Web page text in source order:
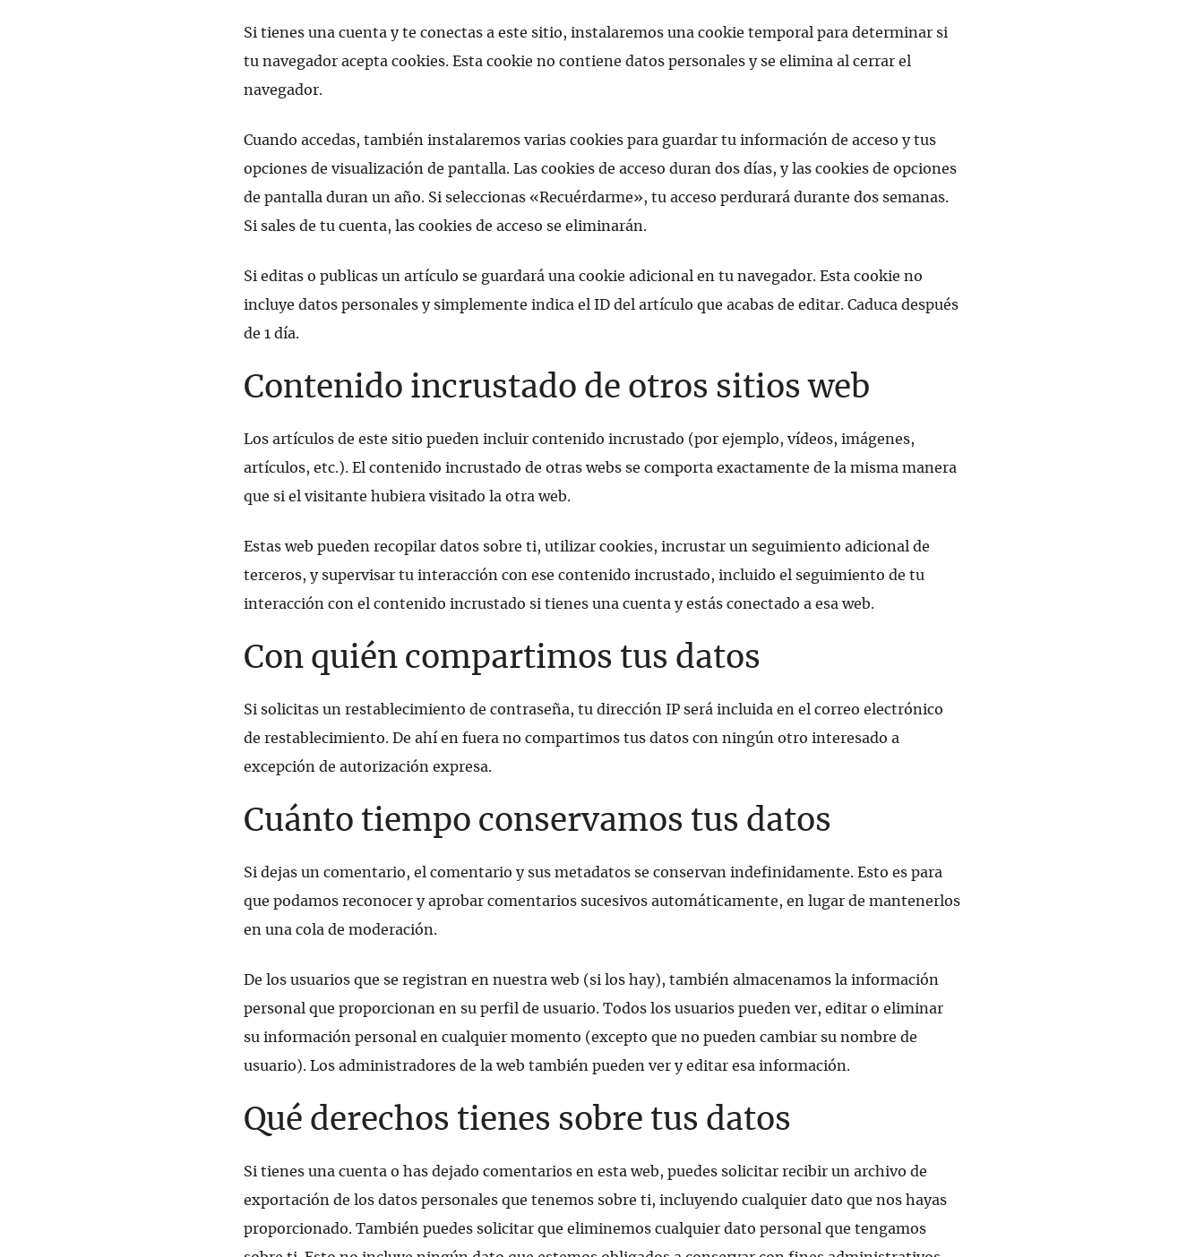
Si tienes una cuenta y te conectas a este sitio, instalaremos una cookie temporal para determinar si
tu navegador acepta cookies. Esta cookie no contiene datos personales y se elimina al cerrar el
navegador.
Cuando accedas, también instalaremos varias cookies para guardar tu información de acceso y tus
opciones de visualización de pantalla. Las cookies de acceso duran dos días, y las cookies de opciones
de pantalla duran un año. Si seleccionas «Recuérdarme», tu acceso perdurará durante dos semanas.
Si sales de tu cuenta, las cookies de acceso se eliminarán.
Si editas o publicas un artículo se guardará una cookie adicional en tu navegador. Esta cookie no
incluye datos personales y simplemente indica el ID del artículo que acabas de editar. Caduca después
de 1 día.
Contenido incrustado de otros sitios web
Los artículos de este sitio pueden incluir contenido incrustado (por ejemplo, vídeos, imágenes,
artículos, etc.). El contenido incrustado de otras webs se comporta exactamente de la misma manera
que si el visitante hubiera visitado la otra web.
Estas web pueden recopilar datos sobre ti, utilizar cookies, incrustar un seguimiento adicional de
terceros, y supervisar tu interacción con ese contenido incrustado, incluido el seguimiento de tu
interacción con el contenido incrustado si tienes una cuenta y estás conectado a esa web.
Con quién compartimos tus datos
Si solicitas un restablecimiento de contraseña, tu dirección IP será incluida en el correo electrónico
de restablecimiento. De ahí en fuera no compartimos tus datos con ningún otro interesado a
excepción de autorización expresa.
Cuánto tiempo conservamos tus datos
Si dejas un comentario, el comentario y sus metadatos se conservan indefinidamente. Esto es para
que podamos reconocer y aprobar comentarios sucesivos automáticamente, en lugar de mantenerlos
en una cola de moderación.
De los usuarios que se registran en nuestra web (si los hay), también almacenamos la información
personal que proporcionan en su perfil de usuario. Todos los usuarios pueden ver, editar o eliminar
su información personal en cualquier momento (excepto que no pueden cambiar su nombre de
usuario). Los administradores de la web también pueden ver y editar esa información.
Qué derechos tienes sobre tus datos
Si tienes una cuenta o has dejado comentarios en esta web, puedes solicitar recibir un archivo de
exportación de los datos personales que tenemos sobre ti, incluyendo cualquier dato que nos hayas
proporcionado. También puedes solicitar que eliminemos cualquier dato personal que tengamos